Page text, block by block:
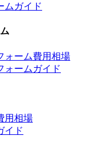
ムガイド
ォーム費用相場
ォームガイド
用相場
イド